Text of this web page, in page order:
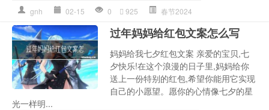
gnh 02-15 0 925 春节2024
过年妈妈给红包文案怎么写
妈妈给我七夕红包文案 亲爱的宝贝,七
夕快乐!在这个浪漫的日子里,妈妈给你
送上一份特别的红包,希望你能用它实现
自己的小愿望。愿你的心情像七夕的星
光一样明...